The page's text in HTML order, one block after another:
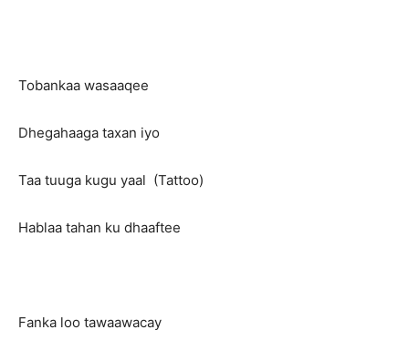
Tobankaa wasaaqee
Dhegahaaga taxan iyo
Taa tuuga kugu yaal (Tattoo)
Hablaa tahan ku dhaaftee
Fanka loo tawaawacay